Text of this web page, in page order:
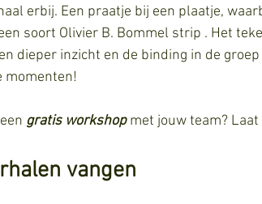
erbij. Een praatje bij een plaatje,
soort Olivier B. Bommel strip . Het
dieper inzicht en de binding in de
momenten!
gratis workshop met jouw team?
vangen